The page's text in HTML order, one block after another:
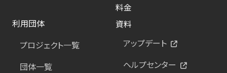
料金
利用団体
プロジェクト一覧
団体一覧
資料
アップデート
ヘルプセンター